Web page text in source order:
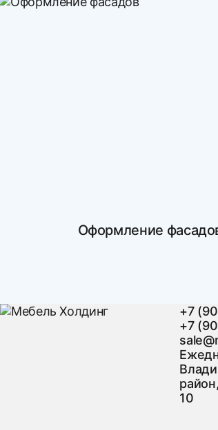
Оформление
+7
+7
10